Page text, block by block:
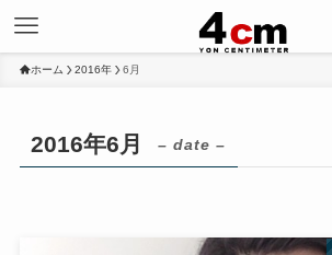
ホーム 2016年 6月
2016年6月 – date –